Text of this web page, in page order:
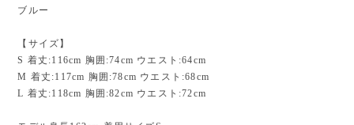
ブルー
【サイズ】
S 着丈:116cm 胸囲:74cm ウエスト:64cm
M 着丈:117cm 胸囲:78cm ウエスト:68cm
L 着丈:118cm 胸囲:82cm ウエスト:72cm